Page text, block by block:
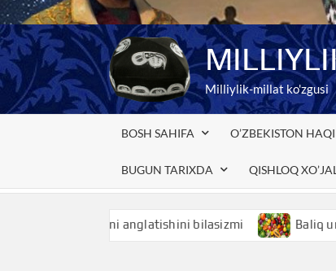
Milliylik-millat ko'zgusi
BOSH SAHIFA O’ZBEKISTON
BUGUN TARIXDA QISHLOQ
nimani anglatishini bilasizmi Baliq uni